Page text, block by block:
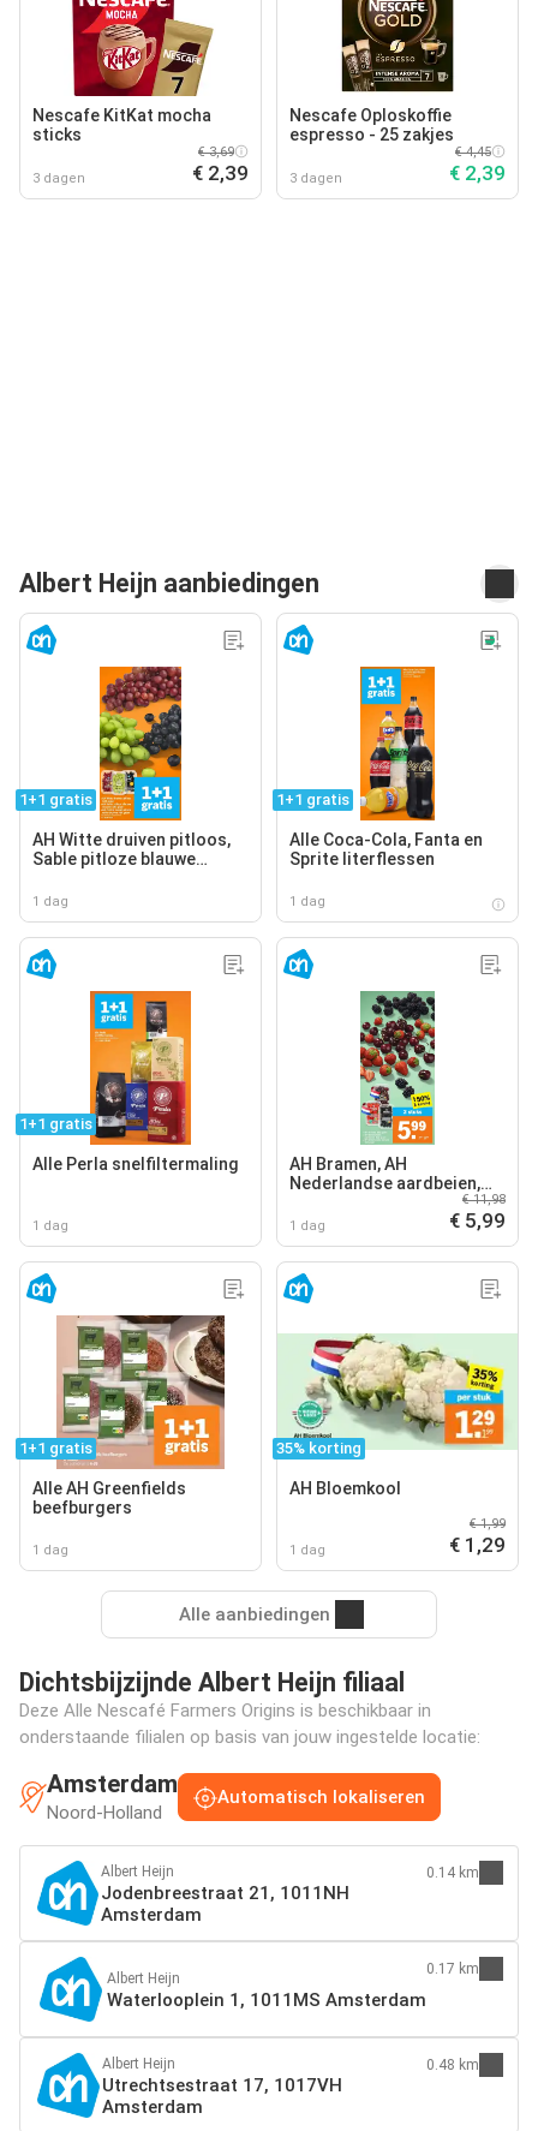
Nescafe KitKat mocha
sticks
3 dagen
€ 3,69
€ 2,39
Nescafe Oploskoffie
espresso - 25 zakjes
3 dagen
€ 4,45
€ 2,39
Albert Heijn aanbiedingen
1+1 gratis
AH Witte druiven pitloos,
Sable pitloze blauwe
pitloze rode druiven
1 dag
1+1 gratis
Alle Coca-Cola, Fanta en
Sprite literflessen
1 dag
1+1 gratis
Alle Perla snelfiltermaling
1 dag
AH Bramen, AH
Nederlandse aardbeien,
AH Nederlandse kersen
1 dag
€ 11,98
€ 5,99
1+1 gratis
Alle AH Greenfields
beefburgers
1 dag
35% korting
AH Bloemkool
1 dag
€ 1,99
€ 1,29
Alle aanbiedingen
Dichtsbijzijnde Albert Heijn filiaal
Deze Alle Nescafé Farmers Origins is beschikbaar in
onderstaande filialen op basis van jouw ingestelde locatie:
Amsterdam
Noord-Holland
Automatisch lokaliseren
Albert Heijn
Jodenbreestraat 21, 1011NH
Amsterdam
0.14 km
Albert Heijn
Waterlooplein 1, 1011MS Amsterdam
0.17 km
Albert Heijn
Utrechtsestraat 17, 1017VH
Amsterdam
0.48 km